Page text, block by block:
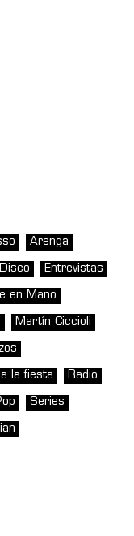
Arenga
Disco Entrevistas
en Mano
Martín Ciccioli
la fiesta Radio
Series